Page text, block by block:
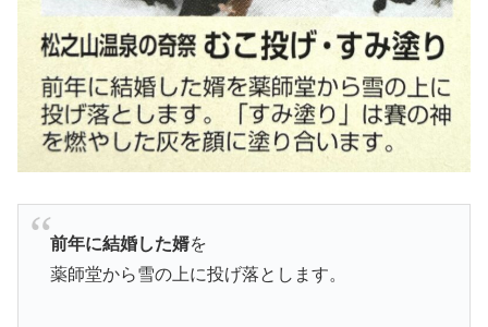
前年に結婚した婿を
薬師堂から雪の上に投げ落とします。